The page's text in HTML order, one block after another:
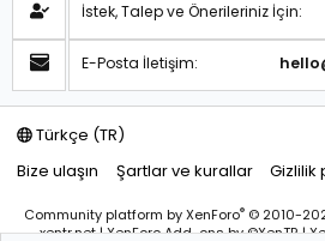
İstek, Talep ve Önerileriniz İçin:
E-Posta İletişim:
Türkçe (TR)
Bize ulaşın
Şartlar ve kurallar Gizlilik
Community platform by XenForo® © 2010-
xentr.net |XenForo Add-onsby ©XenTR|